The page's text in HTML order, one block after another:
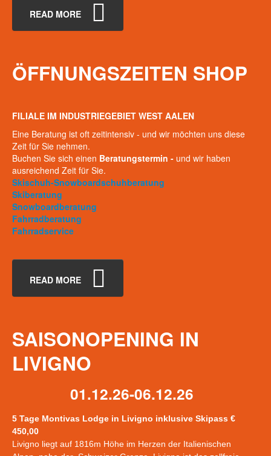
READ MORE
ÖFFNUNGSZEITEN SHOP
FILIALE IM INDUSTRIEGEBIET WEST AALEN
Eine Beratung ist oft zeitintensiv - und wir möchten uns diese
Zeit für Sie nehmen.
Buchen Sie sich einen Beratungstermin - und wir haben
ausreichend Zeit für Sie.
Skischuh-Snowboardschuhberatung
Skiberatung
Snowboardberatung
Fahrradberatung
Fahrradservice
READ MORE
SAISONOPENING IN
LIVIGNO
01.12.26-06.12.26
5 Tage Montivas Lodge in Livigno inklusive Skipass €
450,00
Livigno liegt auf 1816m Höhe im Herzen der Italienischen